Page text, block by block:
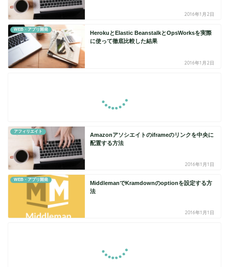
2016年1月2日
WEB・アプリ開発
HerokuとElastic BeanstalkとOpsWorksを実際
に使って徹底比較した結果
2016年1月2日
アフィリエイト
Amazonアソシエイトのiframeのリンクを中央に
配置する方法
2016年1月1日
WEB・アプリ開発
MiddlemanでKramdownのoptionを設定する方
法
2016年1月1日